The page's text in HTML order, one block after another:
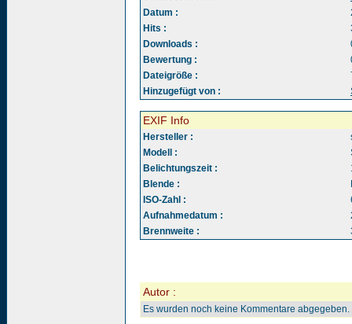
Datum :
Hits :
Downloads :
Bewertung :
Dateigröße :
Hinzugefügt von :
EXIF Info
Hersteller :
Modell :
Belichtungszeit :
Blende :
ISO-Zahl :
Aufnahmedatum :
Brennweite :
Autor :
Es wurden noch keine Kommentare abgegeben.